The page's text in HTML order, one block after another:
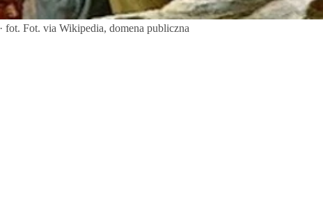
· fot. Fot. via Wikipedia, domena publiczna